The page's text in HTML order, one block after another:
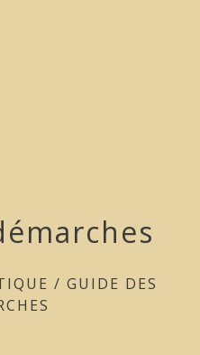
/ GUIDE DES